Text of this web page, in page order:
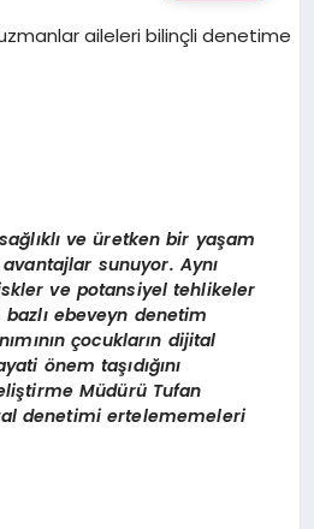
veüretken bir yaşam
sunuyor. Aynı
ve potansiyel tehlikeler
ebeveyn denetim
çocukların dijital
önem taşıdığını
ştirme Müdürü Tufan
denetimi ertelememeleri